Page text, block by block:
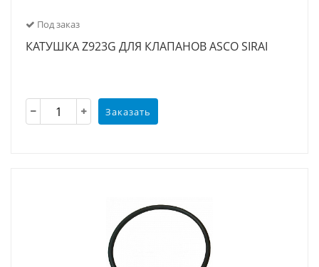
Под заказ
КАТУШКА Z923G ДЛЯ КЛАПАНОВ ASCO SIRAI
Заказать